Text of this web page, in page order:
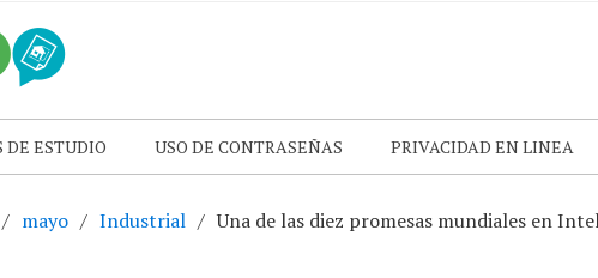
DE ESTUDIO USO DE CONTRASEÑAS PRIVACIDAD EN LINEA
mayo Industrial Una de las diez promesas mundiales en